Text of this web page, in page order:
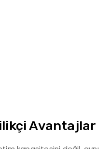
Avantajlar